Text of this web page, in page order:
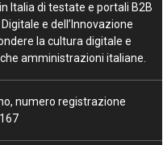
Italia di testate e portali B2B
e dell’Innovazione
la cultura digitale e
amministrazioni italiane.
numero registrazione